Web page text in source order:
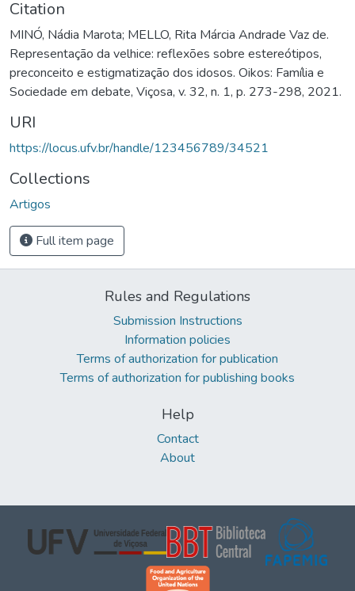
Citation
MINÓ, Nádia Marota; MELLO, Rita Márcia Andrade Vaz de.
Representação da velhice: reflexões sobre estereótipos,
preconceito e estigmatização dos idosos. Oikos: Família e
Sociedade em debate, Viçosa, v. 32, n. 1, p. 273-298, 2021.
URI
https://locus.ufv.br/handle/123456789/34521
Collections
Artigos
Full item page
Rules and Regulations
Submission Instructions
Information policies
Terms of authorization for publication
Terms of authorization for publishing books
Help
Contact
About